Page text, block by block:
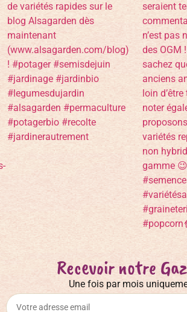
Recevoir notre
Une fois par mois